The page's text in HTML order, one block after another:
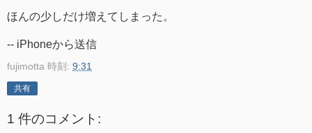
ほんの少しだけ増えてしまった。
-- iPhoneから送信
fujimotta 時刻: 9:31
共有
1 件のコメント: